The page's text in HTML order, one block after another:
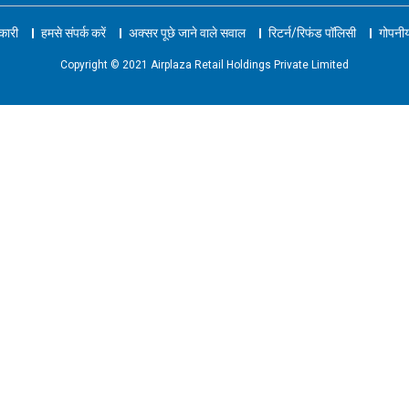
हमसे संपर्क करें अक्सर पूछे जाने वाले सवाल रिटर्न/रिफंड पॉलिसी
Copyright © 2021 Airplaza Retail Holdings Private Limited